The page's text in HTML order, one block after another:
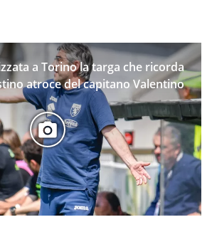
a Torino la targa che ricorda
atroce del capitano Valentino